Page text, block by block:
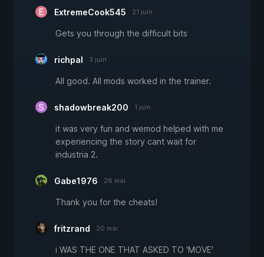
ExtremeCook545 21 juin
Gets you through the difficult bits
richpal 3 juin
All good. All mods worked in the trainer.
shadowbreak200 1 juin
it was very fun and wemod helped with me
experiencing the story cant wait for
industria 2.
Gabe1976 28 mai
Thank you for the cheats!
fritzrand 20 mai
i WAS THE ONE THAT ASKED TO 'MOVE'